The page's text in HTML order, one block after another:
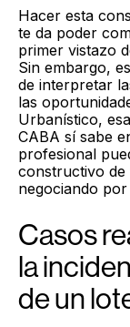
Hacer esta
te da poder
primer vistazo
Sin embargo,
de interpretar
las
Urbanístico,
CABA sí sabe
profesional
constructivo de
negociando
Casos
la
de un